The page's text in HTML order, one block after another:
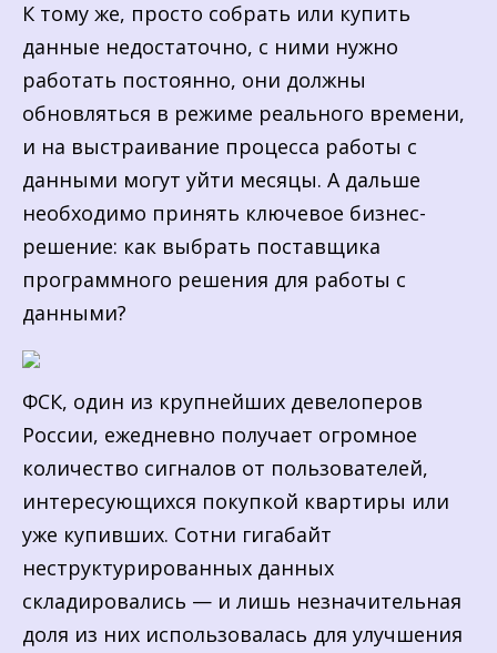
К тому же, просто собрать или купить
данные недостаточно, с ними нужно
работать постоянно, они должны
обновляться в режиме реального времени,
и на выстраивание процесса работы с
данными могут уйти месяцы. А дальше
необходимо принять ключевое бизнес-
решение: как выбрать поставщика
программного решения для работы с
данными?
ФСК, один из крупнейших девелоперов
России, ежедневно получает огромное
количество сигналов от пользователей,
интересующихся покупкой квартиры или
уже купивших. Сотни гигабайт
неструктурированных данных
складировались — и лишь незначительная
доля из них использовалась для улучшения